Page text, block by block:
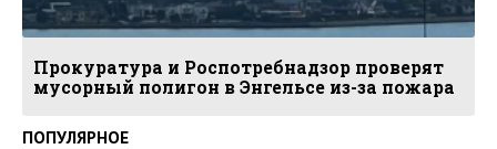
Прокуратура и Роспотребнадзор проверят
мусорный полигон в Энгельсе из-за пожара
ПОПУЛЯРНОЕ